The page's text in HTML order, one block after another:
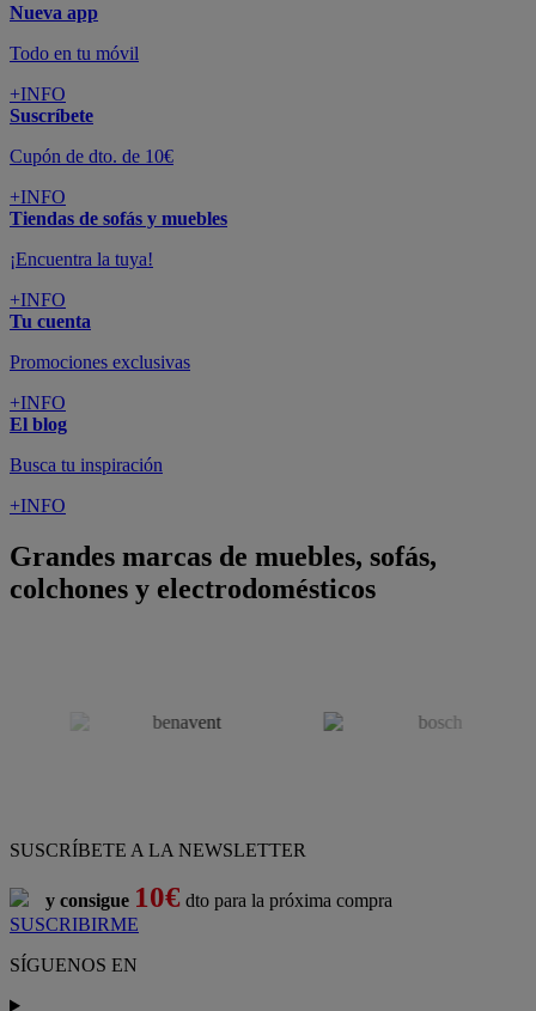
Nueva app
Todo en tu móvil
+INFO
Suscríbete
Cupón de dto. de 10€
+INFO
Tiendas de sofás y muebles
¡Encuentra la tuya!
+INFO
Tu cuenta
Promociones exclusivas
+INFO
El blog
Busca tu inspiración
+INFO
Grandes marcas de muebles, sofás,
colchones y electrodomésticos
SUSCRÍBETE A LA NEWSLETTER
y consigue 10€ dto para la próxima compra
SUSCRIBIRME
SÍGUENOS EN